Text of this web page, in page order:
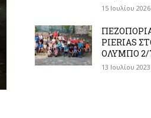
15 Ιουλίου 2026
PIERIAS
ΟΛΥΜΠΟ 2/
13 Ιουλίου 2023